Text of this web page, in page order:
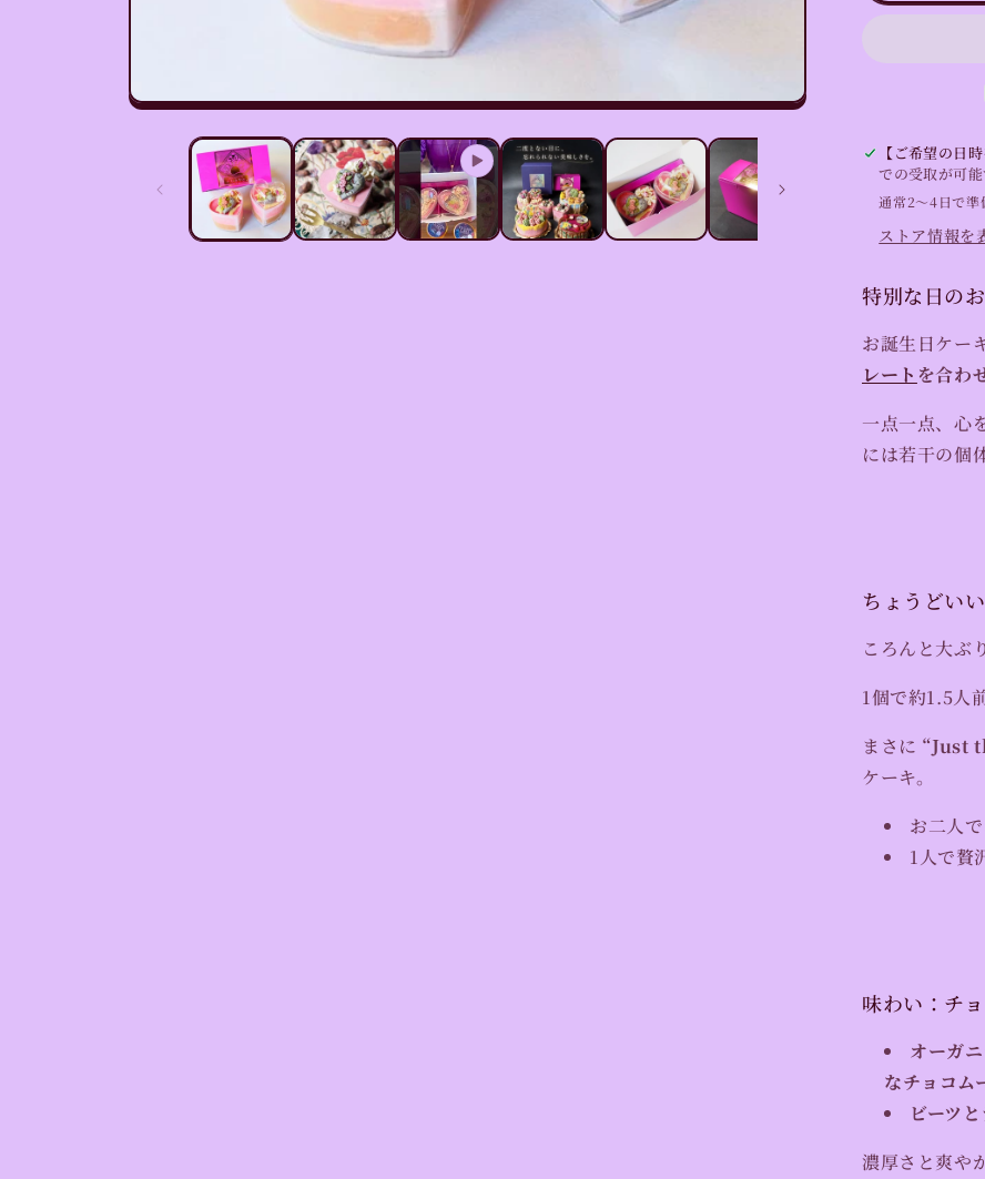
モ
キ
個
入
り）
the
of
の
数
を
減
【ご希望の日
での受取が可能
通常2〜4日で準
ストア情報を
特別な日の
お誕生日ケー
レート を合わ
一点一点、心
には若干の個
ちょうどい
ころんと大ぶ
1個で約1.5人前
まさに “Just
ケーキ。
お二人
1人で贅
味わい：チ
オーガ
なチョコム
ビーツ
濃厚さと爽や